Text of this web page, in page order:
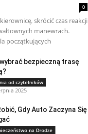
0
skrócić czas reakcji
manewrach.
początkujących
bezpieczną trasę
od czytelników
2025
Gdy Auto Zaczyna Się
na Drodze